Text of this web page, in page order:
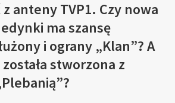
anteny TVP1. Czy nowa
ma szansę
i ograny „Klan”? A
stworzona z